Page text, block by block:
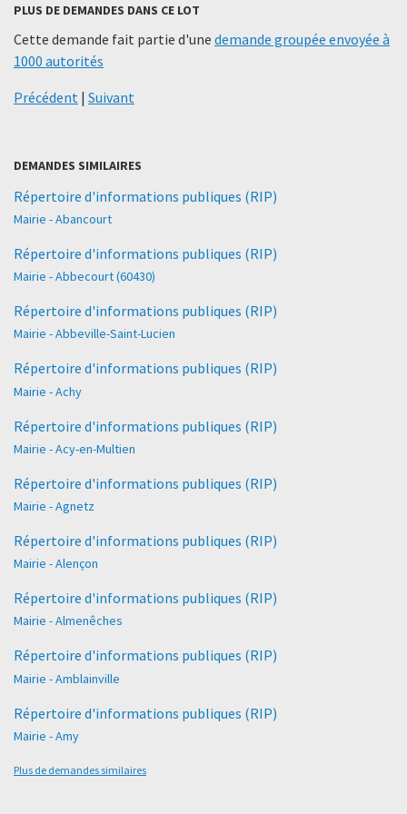
PLUS DE DEMANDES DANS CE LOT
Cette demande fait partie d'une demande groupée envoyée à
1000 autorités
Précédent | Suivant
DEMANDES SIMILAIRES
Répertoire d'informations publiques (RIP)
Mairie - Abancourt
Répertoire d'informations publiques (RIP)
Mairie - Abbecourt (60430)
Répertoire d'informations publiques (RIP)
Mairie - Abbeville-Saint-Lucien
Répertoire d'informations publiques (RIP)
Mairie - Achy
Répertoire d'informations publiques (RIP)
Mairie - Acy-en-Multien
Répertoire d'informations publiques (RIP)
Mairie - Agnetz
Répertoire d'informations publiques (RIP)
Mairie - Alençon
Répertoire d'informations publiques (RIP)
Mairie - Almenêches
Répertoire d'informations publiques (RIP)
Mairie - Amblainville
Répertoire d'informations publiques (RIP)
Mairie - Amy
Plus de demandes similaires